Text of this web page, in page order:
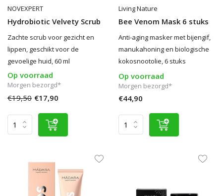
NOVEXPERT
Hydrobiotic Velvety Scrub
Zachte scrub voor gezicht en
lippen, geschikt voor de
gevoelige huid, 60 ml
Op voorraad
Morgen bezorgd*
€19,50 €17,90
Living Nature
Bee Venom Mask 6 stuks
Anti-aging masker met bijengif,
manukahoning en biologische
kokosnootolie, 6 stuks
Op voorraad
Morgen bezorgd*
€44,90